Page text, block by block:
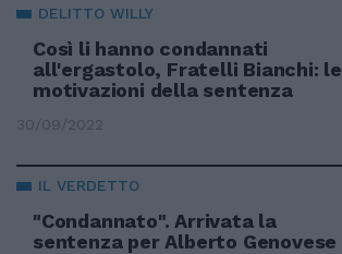
DELITTO WILLY
Così li hanno condannati
all'ergastolo, Fratelli Bianchi: le
motivazioni della sentenza
30/09/2022
IL VERDETTO
"Condannato". Arrivata la
sentenza per Alberto Genovese